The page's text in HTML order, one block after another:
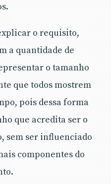
o requisito,
a quantidade de
o tamanho
que todos mostrem
pois dessa forma
que acredita ser o
sem ser influenciado
componentes do